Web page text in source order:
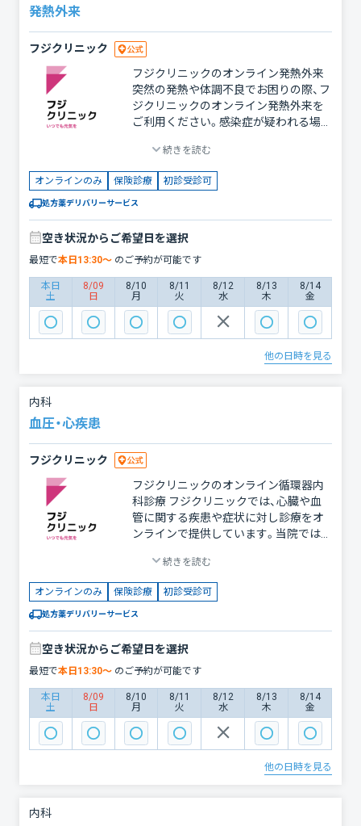
といった内科全般を対応しています。お
気軽にご相談下さい。対応可能な症状：
発熱/のどの痛み/胃腸炎/高血圧/頭痛/
不眠/生理痛/喘息/おなかの悩み（便秘・
下痢）/げっぷ・胸やけ（逆流性食道炎）/
アレルギー鼻炎・花粉症/にきび/発疹/
アトピー/口内炎など
発熱外来
フジクリニック
フジクリニックのオンライン発熱外来
突然の発熱や体調不良でお困りの際、フ
ジクリニックのオンライン発熱外来を
ご利用ください。感染症が疑われる場合
れるため、安心して治療を開始できま
す。迅速に対応し、適切な診断と治療を
提供いたします。 こんな症状でご相談
ください 突然の発熱（37.5℃以上） のど
の痛み、咳、鼻水 全身のだるさや倦怠感
寒気や悪寒、関節の痛み 吐き気や下痢
症 インフルエンザ 新型コロナウイルス
（自宅療養中のサポートも可能） 急性扁
桃炎、咽頭炎 胃腸炎 ・慢性疾患との関連
高血圧や糖尿病をお持ちの方の発熱時
の体調管理 フジクリニックの特長 ・自
宅から安心して受診 発熱時に外出する
必要がないため、自宅で休みながら診療
で受け取ることが可能です。 ・保険診療
で安心 診療費は健康保険が適用される
ため、安心してご利用いただけます。 ・
健康相談にも対応 発熱以外にも、健康
診断の結果や持病との関連が気になる
場合の相談も可能です。 早めの対応が
健康への第一歩 発熱は体からの重要な
サインです。早期の診療で症状を和ら
リニックのオンライン発熱外来を活用
利用いただけます。 お気軽にご相談く
ださい。私たちがあなたの健康を全力で
サポートいたします。 ※当院では診療
費以外の費用はかかりません。
続きを読む
オンラインのみ 保険診療 初診受診可
処方薬デリバリーサービス
空き状況からご希望日を選択
最短で本日13:30〜 のご予約が可能です
本日
土
8/09
日
8/10
月
8/11
火
8/12
水
8/13
木
8/14
金
他の日時を見る
内科
血圧・心疾患
フジクリニック
フジクリニックのオンライン循環器内
科診療 フジクリニックでは、心臓や血
管に関する疾患や症状に対し診療をオ
ンラインで提供しています。当院では、
を提案し、健康的な生活をサポートいた
します。 対応可能な症状・疾患 ・生活習
慣病の管理 高血圧、脂質異常症（高コレ
ステロール） メタボリック症候群に関連
する循環器疾患 ・循環器系の症状 不整
脈の管理（安定期の患者様） むくみや血
不全の安定期フォローアップ フジクリ
ニックの特長 ・医師が、症状を丁寧にお
伺いし、適切な治療や予防法を提案しま
す。必要に応じて、対面診療や専門医療
機関への紹介も行います。 ・オンライン
で手軽にフォローアップ 慢性疾患の定
期的な管理やお薬の処方をオンライン
続きを読む
オンラインのみ 保険診療 初診受診可
処方薬デリバリーサービス
空き状況からご希望日を選択
最短で本日 13:30〜 のご予約が可能です
本日
土
8/09
日
8/10
月
8/11
火
8/12
水
8/13
木
8/14
金
他の日時を見る
内科